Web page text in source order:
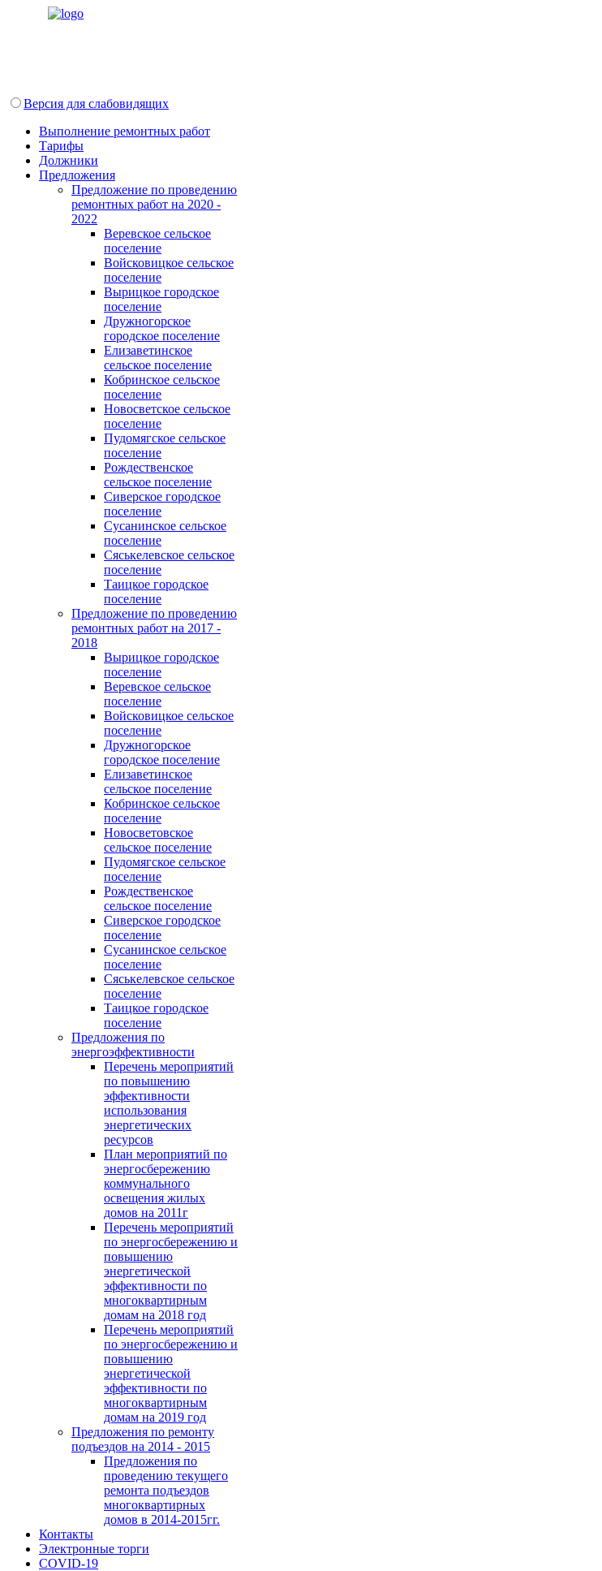
Версия для слабовидящих
Выполнение ремонтных работ
Тарифы
Должники
Предложения
Предложение по проведению
ремонтных работ на 2020 -
2022
Веревское сельское
поселение
Войсковицкое сельское
поселение
Вырицкое городское
поселение
Дружногорское
городское поселение
Елизаветинское
сельское поселение
Кобринское сельское
поселение
Новосветское сельское
поселение
Пудомягское сельское
поселение
Рождественское
сельское поселение
Сиверское городское
поселение
Сусанинское сельское
поселение
Сяськелевское сельское
поселение
Таицкое городское
поселение
Предложение по проведению
ремонтных работ на 2017 -
2018
Вырицкое городское
поселение
Веревское сельское
поселение
Войсковицкое сельское
поселение
Дружногорское
городское поселение
Елизаветинское
сельское поселение
Кобринское сельское
поселение
Новосветовское
сельское поселение
Пудомягское сельское
поселение
Рождественское
сельское поселение
Сиверское городское
поселение
Сусанинское сельское
поселение
Сяськелевское сельское
поселение
Таицкое городское
поселение
Предложения по
энергоэффективности
Перечень мероприятий
по повышению
эффективности
использования
энергетических
ресурсов
План мероприятий по
энергосбережению
коммунального
освещения жилых
домов на 2011г
Перечень мероприятий
по энергосбережению и
повышению
энергетической
эффективности по
многоквартирным
домам на 2018 год
Перечень мероприятий
по энергосбережению и
повышению
энергетической
эффективности по
многоквартирным
домам на 2019 год
Предложения по ремонту
подъездов на 2014 - 2015
Предложения по
проведению текущего
ремонта подъездов
многоквартирных
домов в 2014-2015гг.
Контакты
Электронные торги
COVID-19